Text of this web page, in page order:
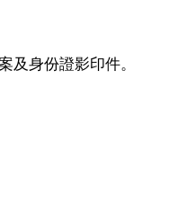
及身份證影印件。